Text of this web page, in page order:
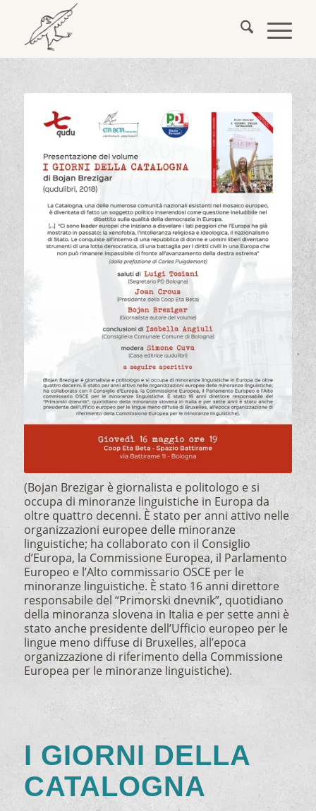
(Bojan Brezigar è giornalista e politologo e si
occupa di minoranze linguistiche in Europa da
oltre quattro decenni. È stato per anni attivo nelle
organizzazioni europee delle minoranze
linguistiche; ha collaborato con il Consiglio
d’Europa, la Commissione Europea, il Parlamento
Europeo e l’Alto commissario OSCE per le
minoranze linguistiche. È stato 16 anni direttore
responsabile del “Primorski dnevnik”, quotidiano
della minoranza slovena in Italia e per sette anni è
stato anche presidente dell’Ufficio europeo per le
lingue meno diffuse di Bruxelles, all’epoca
organizzazione di riferimento della Commissione
Europea per le minoranze linguistiche).
I GIORNI DELLA
CATALOGNA